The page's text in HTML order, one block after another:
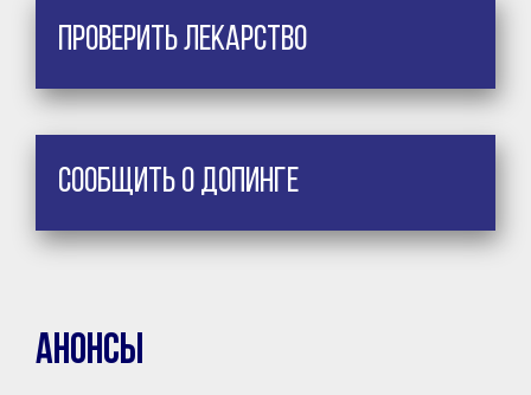
Проверить лекарство
Сообщить о допинге
Анонсы